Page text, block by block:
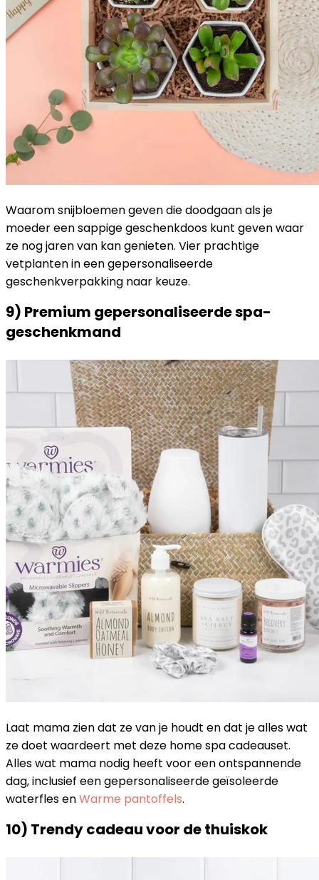
Waarom snijbloemen geven die doodgaan als je
moeder een sappige geschenkdoos kunt geven waar
ze nog jaren van kan genieten. Vier prachtige
vetplanten in een gepersonaliseerde
geschenkverpakking naar keuze.
9) Premium gepersonaliseerde spa-
geschenkmand
Laat mama zien dat ze van je houdt en dat je alles wat
ze doet waardeert met deze home spa cadeauset.
Alles wat mama nodig heeft voor een ontspannende
dag, inclusief een gepersonaliseerde geïsoleerde
waterfles enWarme pantoffels.
10) Trendy cadeau voor de thuiskok